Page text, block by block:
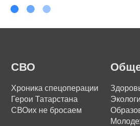
СВО
Хроника спецоперации
Герои Татарстана
СВОих не бросаем